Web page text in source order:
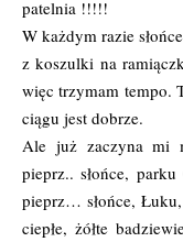
patelnia !!!!!
W każdym razie
z koszulki na
więc trzymam tempo.
ciągu jest dobrze.
Ale już zaczyna mi
pieprz.. słońce,
pieprz… słońce,
ciepłe, żółte